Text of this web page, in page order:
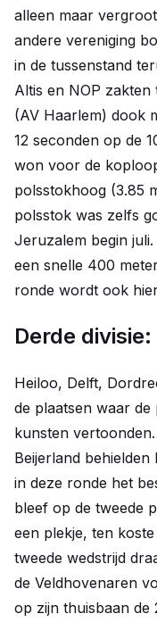
alleen maar
andere vereniging
in de tussenstand
Altis en NOP
(AV Haarlem) dook
12 seconden op de
won voor de
polsstokhoog (3.85
polsstok was zelfs
Jeruzalem begin
een snelle 400
ronde wordt ook
Derde
Heiloo, Delft,
de plaatsen waar de
kunsten
Beijerland
in deze ronde het
bleef op de tweede
een plekje, ten
tweede wedstrijd
de Veldhovenaren
op zijn thuisbaan de